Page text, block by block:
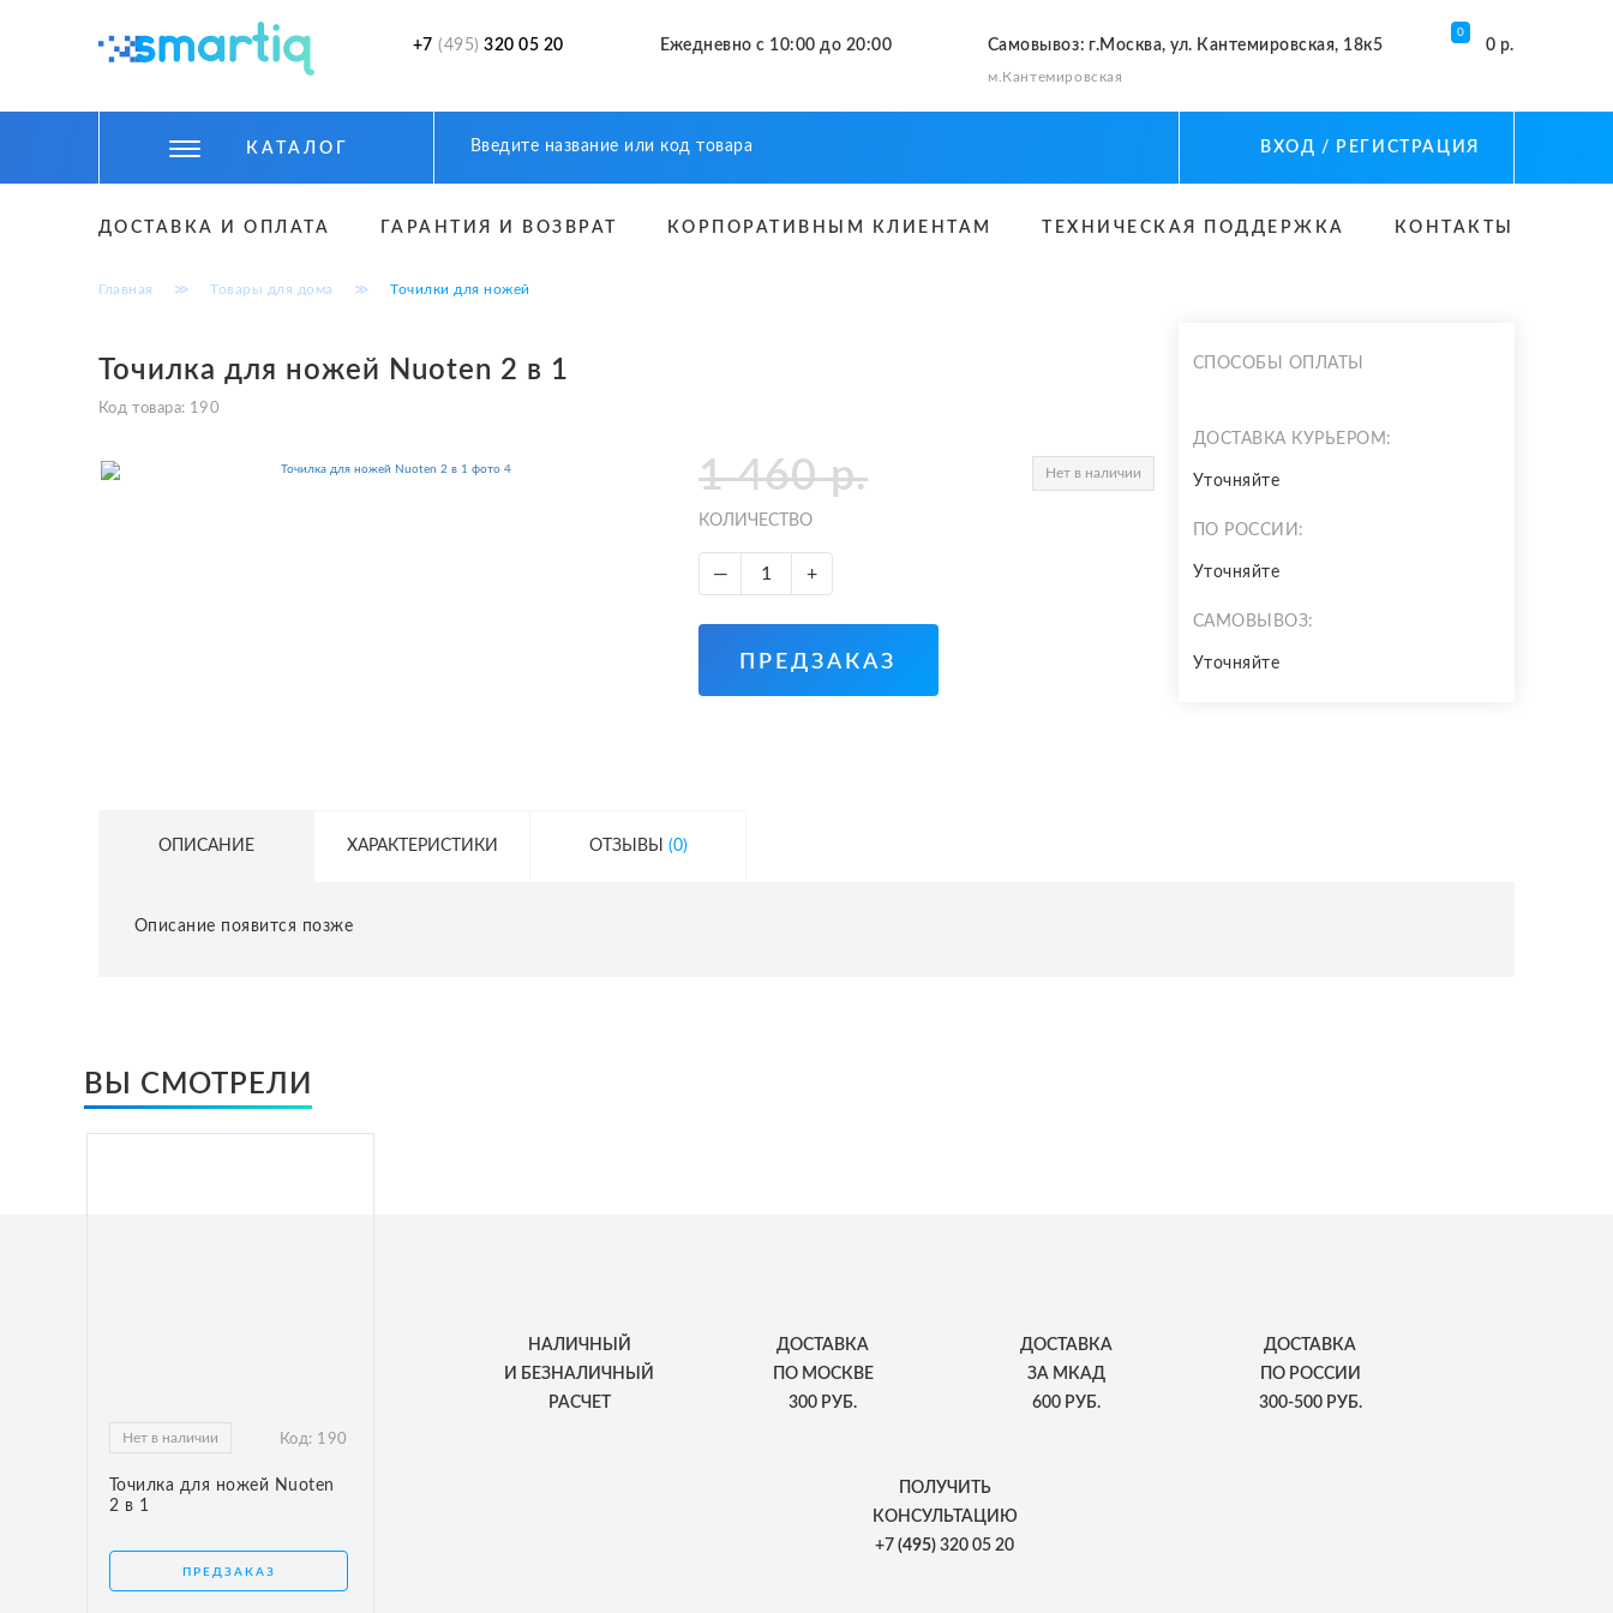
+7 (495) 320 05 20 Ежедневно с 10:00 до 20:00 Самовывоз: г.Москва, ул. Кантемировская, 18к5
м.Кантемировская
0
0 р.
КАТАЛОГ
ТОВАРЫ ДЛЯ АВТО
ВХОД / РЕГИСТРАЦИЯ
ДОСТАВКА И ОПЛАТА ГАРАНТИЯ И ВОЗВРАТ КОРПОРАТИВНЫМ КЛИЕНТАМ ТЕХНИЧЕСКАЯ ПОДДЕРЖКА КОНТАКТЫ
Главная ≫ Товары для дома ≫ Точилки для ножей
Точилка для ножей Nuoten 2 в 1
Код товара: 190
1 460р. Нет в наличии
КОЛИЧЕСТВО
— +
ПРЕДЗАКАЗ
СПОСОБЫ ОПЛАТЫ
ДОСТАВКА КУРЬЕРОМ:
Уточняйте
ПО РОССИИ:
Уточняйте
САМОВЫВОЗ:
Уточняйте
ОПИСАНИЕ ХАРАКТЕРИСТИКИ ОТЗЫВЫ (0)
Описание появится позже
ВЫ СМОТРЕЛИ
Нет в наличии Код: 190
Точилка для ножей Nuoten
2 в 1
ПРЕДЗАКАЗ
НАЛИЧНЫЙ
И БЕЗНАЛИЧНЫЙ
РАСЧЕТ
ДОСТАВКА
ПО МОСКВЕ
300 РУБ.
ДОСТАВКА
ЗА МКАД
600 РУБ.
ДОСТАВКА
ПО РОССИИ
300-500 РУБ.
ПОЛУЧИТЬ
КОНСУЛЬТАЦИЮ
+7 (495) 320 05 20